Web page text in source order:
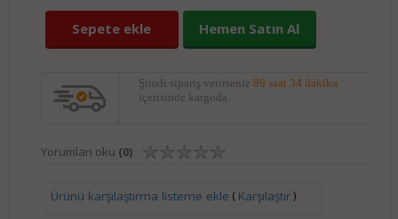
Sepete ekle Hemen Satın Al
Şimdi sipariş verirseniz 89 saat 34 dakika
içerisinde kargoda.
Yorumları oku (0)
Ürünü karşılaştırma listeme ekle ( Karşılaştır)